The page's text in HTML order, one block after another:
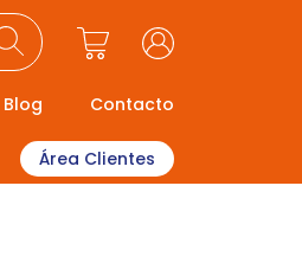
Blog Contacto
Área Clientes